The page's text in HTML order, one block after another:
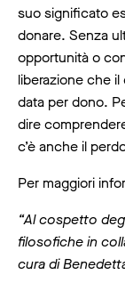
suo significato
donare. Senza
opportunità o
liberazione che
data per dono.
dire
c’è anche il
Per maggiori
“Al cospetto
filosofiche in
cura di